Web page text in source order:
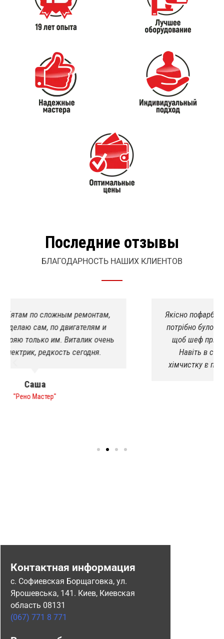
Последние отзывы
БЛАГОДАРНОСТЬ НАШИХ КЛИЕНТОВ
Якісно пофарбували спринтера. Підварили де
потрібно було! Раніше ніколи такого не було,
щоб шеф прийняв роботу з першого разу.
Навіть в салоні був порядок, зробили
хімчистку в подарунок!я в приємному шоці
Контактная информация
с. Софиевская Борщаговка, ул.
Ярошевська, 141. Киев, Киевская
область 08131
(067) 771 8 771